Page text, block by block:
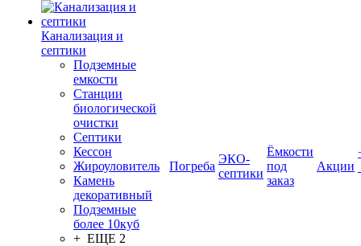
Канализация и
септики
Подземные
емкости
Станции
биологической
очистки
Септики
Кессон
Жироуловитель
Камень
декоративный
Подземные
более 10куб
+ ЕЩЕ 2
Погреба
ЭКО-
септики
Ёмкости
под
заказ
Акции